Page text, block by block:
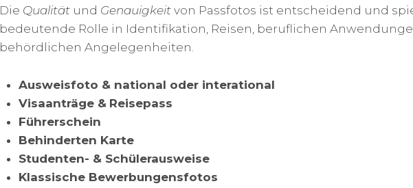
Die Qualität und Genauigkeit von Passfotos ist entscheidend und
bedeutende Rolle in Identifikation, Reisen, beruflichen
behördlichen Angelegenheiten.
Ausweisfoto & national oder interational
Visaanträge & Reisepass
Führerschein
Behinderten Karte
Studenten- & Schülerausweise
Klassische Bewerbungensfotos